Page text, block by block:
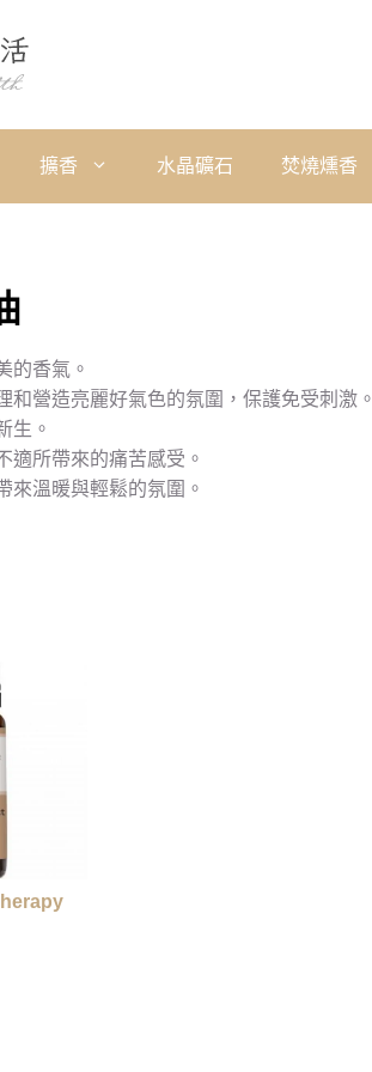
擴香 水晶礦石 焚燒燻香
的香氣。
和營造亮麗好氣色的氛圍，保護免受刺激。
生。
適所帶來的痛苦感受。
來溫暖與輕鬆的氛圍。